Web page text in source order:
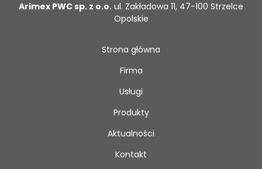
Arimex PWC sp. z o.o. ul. Zakładowa 11, 47-100 Strzelce
Opolskie
Strona główna
Firma
Usługi
Produkty
Aktualności
Kontakt